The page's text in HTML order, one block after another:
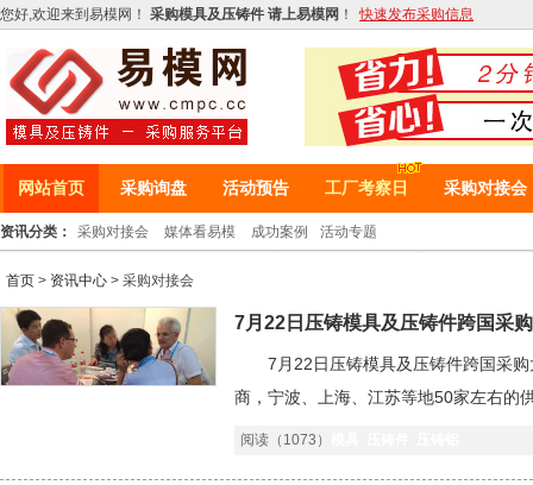
您好,欢迎来到易模网！ 采购模具及压铸件 请上易模网 ！ 快速发布采购信息
网站首页 采购询盘 活动预告 工厂考察日 采购对接会
资讯分类： 采购对接会 媒体看易模 成功案例 活动专题
首页 > 资讯中心 > 采购对接会
7月22日压铸模具及压铸件跨国采
7月22日压铸模具及压铸件跨国采购
商，宁波、上海、江苏等地50家左右
欢迎大家热烈的参与。
阅读（1073）